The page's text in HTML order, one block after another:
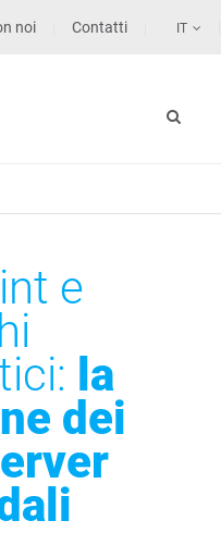
noi Contatti IT
e
la
dei